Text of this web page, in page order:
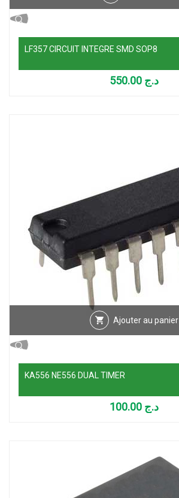
LF357 CIRCUIT INTEGRE SMD SOP8
د.ج
Ajouter au panier
KA556 NE556 DUAL TIMER
د.ج